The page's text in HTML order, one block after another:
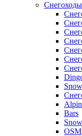
Снегоходы
Bars
OSM